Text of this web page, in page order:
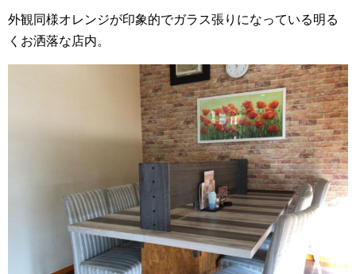
外観同様オレンジが印象的でガラス張りになっている明る
くお洒落な店内。